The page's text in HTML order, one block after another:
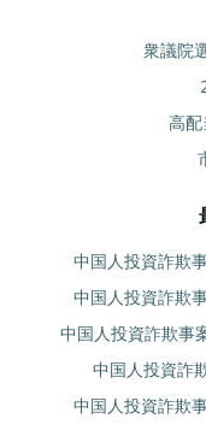
衆議院
高
中国人投資詐欺
中国人投資詐欺
中国人投資詐欺事
中国人投資詐
中国人投資詐欺